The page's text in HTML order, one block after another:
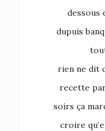
dessous
dupuis
rien ne dit
recette
soirs ça
croire